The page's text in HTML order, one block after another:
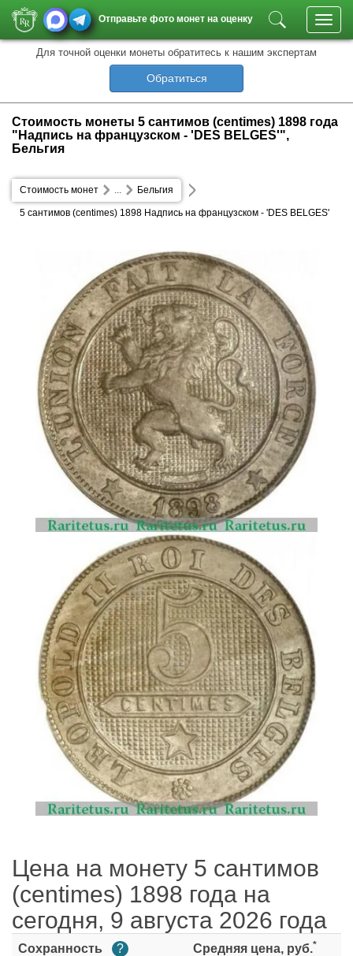
Отправьте фото монет на оценку
Для точной оценки монеты обратитесь к нашим экспертам
Обратиться
Стоимость монеты 5 сантимов (centimes) 1898 года
"Надпись на французском - 'DES BELGES'",
Бельгия
Стоимость монет Бельгия
...
5 сантимов (centimes) 1898 Надпись на французском - 'DES BELGES'
Цена на монету 5 сантимов
(centimes) 1898 года на
сегодня, 9 августа 2026 года
Сохранность ? Средняя цена, руб.*